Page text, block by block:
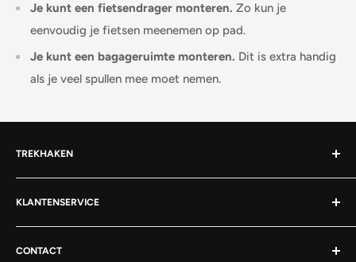
Je kunt een fietsendrager monteren. Zo kun je
eenvoudig je fietsen meenemen op pad.
Je kunt een bagageruimte monteren. Dit is extra handig
als je veel spullen mee moet nemen.
TREKHAKEN
Vaste trekhaak
KLANTENSERVICE
Verzendbeleid
CONTACT